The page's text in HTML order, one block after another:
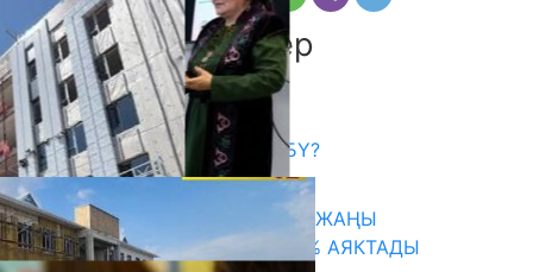
Комментарийлер
Акыркы жаңылыктар
САЛТТУУ БИЛИМ ӨЗГӨРӨБҮ?
06.08.2026
ТАЛАСТА УНИВЕРСИТЕТТИН ЖАҢЫ
КАМПУСУНУН КУРУЛУШУ 75% АЯКТАДЫ